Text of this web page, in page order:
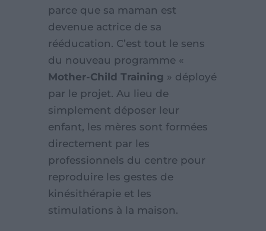
parce que sa maman est
devenue actrice de sa
rééducation. C’est tout le sens
du nouveau programme «
Mother-Child Training » déployé
par le projet. Au lieu de
simplement déposer leur
enfant, les mères sont formées
directement par les
professionnels du centre pour
reproduire les gestes de
kinésithérapie et les
stimulations à la maison.